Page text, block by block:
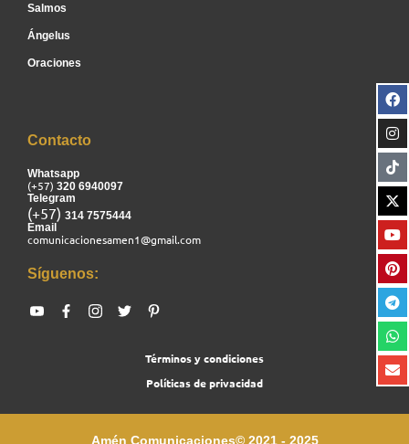
Salmos
Ángelus
Oraciones
Contacto
Whatsapp
(+57) 320 6940097
Telegram
(+57) 314 7575444
Email
comunicacionesamen1@gmail.com
Síguenos:
Términos y condiciones
Políticas de privacidad
Amén Comunicaciones© 2021 - 2025